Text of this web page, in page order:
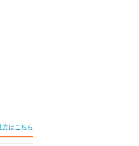
方はこちら